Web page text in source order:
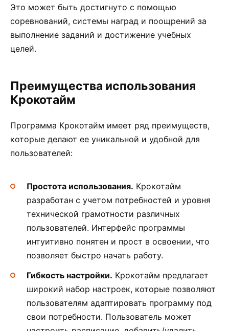
Это может быть достигнуто с помощью
соревнований, системы наград и поощрений за
выполнение заданий и достижение учебных
целей.
Преимущества использования
Крокотайм
Программа Крокотайм имеет ряд преимуществ,
которые делают ее уникальной и удобной для
пользователей:
Простота использования. Крокотайм
разработан с учетом потребностей и уровня
технической грамотности различных
пользователей. Интерфейс программы
интуитивно понятен и прост в освоении, что
позволяет быстро начать работу.
Гибкость настройки. Крокотайм предлагает
широкий набор настроек, которые позволяют
пользователям адаптировать программу под
свои потребности. Пользователь может